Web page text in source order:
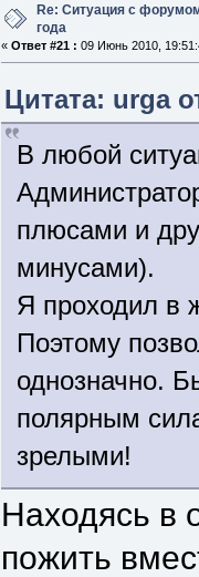
Re: Ситуация с
года
« Ответ #21 : 09 Июнь 2010,
Цитата: urga
В любой
плюсами и
минусами).
Я проходил в
Поэтому
однозначно.
полярным
зрелыми!
Находясь в
пожить